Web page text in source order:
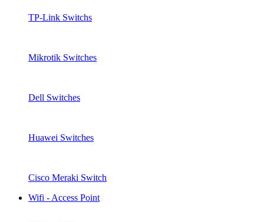
TP-Link Switchs
Mikrotik Switches
Dell Switches
Huawei Switches
Cisco Meraki Switch
Wifi - Access Point